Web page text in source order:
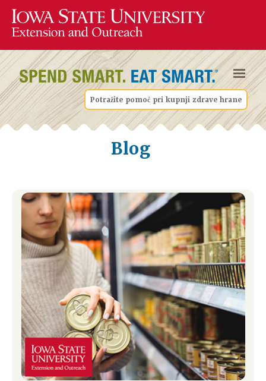
Potražite pomoć pri kupnji zdrave hrane
Blog